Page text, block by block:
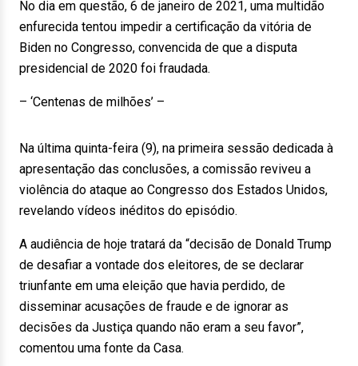
No dia em questão, 6 de janeiro de 2021, uma multidão
enfurecida tentou impedir a certificação da vitória de
Biden no Congresso, convencida de que a disputa
presidencial de 2020 foi fraudada.
– ‘Centenas de milhões’ –
Na última quinta-feira (9), na primeira sessão dedicada à
apresentação das conclusões, a comissão reviveu a
violência do ataque ao Congresso dos Estados Unidos,
revelando vídeos inéditos do episódio.
A audiência de hoje tratará da “decisão de Donald Trump
de desafiar a vontade dos eleitores, de se declarar
triunfante em uma eleição que havia perdido, de
disseminar acusações de fraude e de ignorar as
decisões da Justiça quando não eram a seu favor”,
comentou uma fonte da Casa.